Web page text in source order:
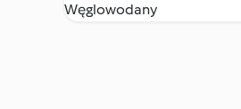
Węglowodany